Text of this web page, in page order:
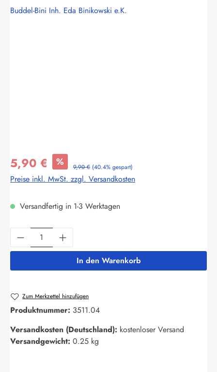
Buddel-Bini Inh. Eda Binikowski e.K.
5,90 € % 9,90 € (40.4% gespart)
Preise inkl. MwSt. zzgl. Versandkosten
Versandfertig in 1-3 Werktagen
Produkt Anzahl: Gib den gewünschten
In den Warenkorb
Zum Merkzettel hinzufügen
Produktnummer: 3511.04
Versandkosten (Deutschland): kostenloser Versand
Versandgewicht: 0.25 kg